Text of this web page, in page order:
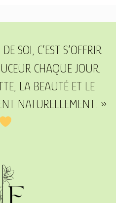
SOI, C’EST S’OFFRIR
CHAQUE JOUR.
LA BEAUTÉ ET LE
NATURELLEMENT. »